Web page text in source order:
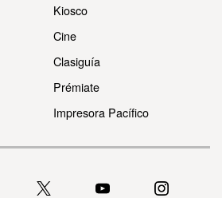
Kiosco
Cine
Clasiguía
Prémiate
Impresora Pacífico